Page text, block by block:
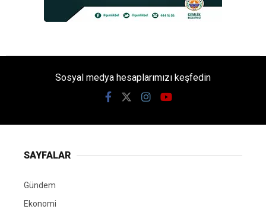
Sosyal medya hesaplarımızı keşfedin
SAYFALAR
Gündem
Ekonomi